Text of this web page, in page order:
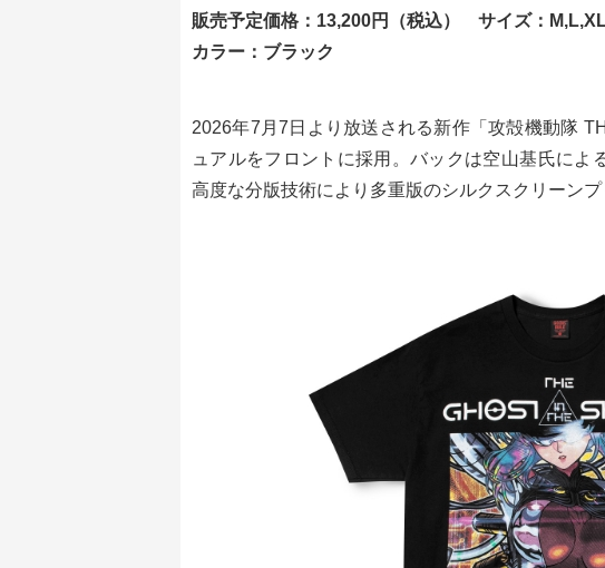
販売予定価格：13,200円（税込） サイズ：
カラー：ブラック
2026年7月7日より放送される新作「攻殻機動隊
ュアルをフロントに採用。バックは空山基氏によ
高度な分版技術により多重版のシルクスクリーンプ